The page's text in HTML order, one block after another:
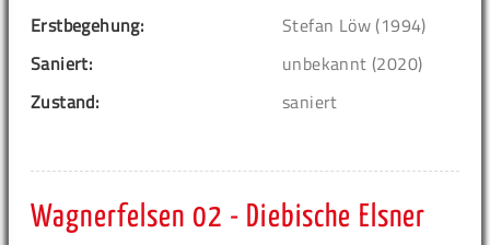
Erstbegehung:
Stefan Löw (1994)
Saniert:
unbekannt (2020)
Zustand:
saniert
Wagnerfelsen 02 - Diebische Elsner